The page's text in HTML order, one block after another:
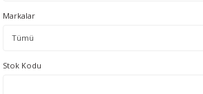
Markalar
Stok Kodu